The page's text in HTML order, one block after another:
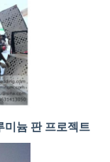
미늄 판 프로젝트